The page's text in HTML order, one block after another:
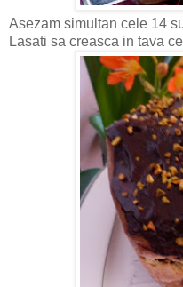
Asezam simultan cele 14
Lasati sa creasca in tava